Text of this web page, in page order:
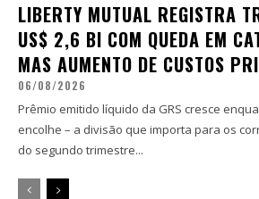
LIBERTY MUTUAL REGISTRA
US$ 2,6 BI COM QUEDA EM
MAS AUMENTO DE CUSTOS
06/08/2026
Prêmio emitido líquido da GRS cresce
encolhe – a divisão que importa para os corretores O
do segundo trimestre...